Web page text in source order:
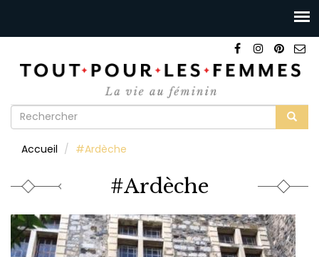
Formulaire
recherche
Accueil #Ardèche
#Ardèche